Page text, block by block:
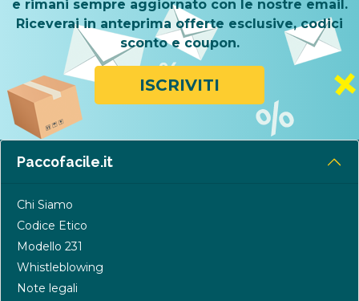
e rimani sempre aggiornato con le nostre email.
Riceverai in anteprima offerte esclusive, codici
sconto e coupon.
ISCRIVITI
Paccofacile.it
Chi Siamo
Codice Etico
Modello 231
Whistleblowing
Note legali